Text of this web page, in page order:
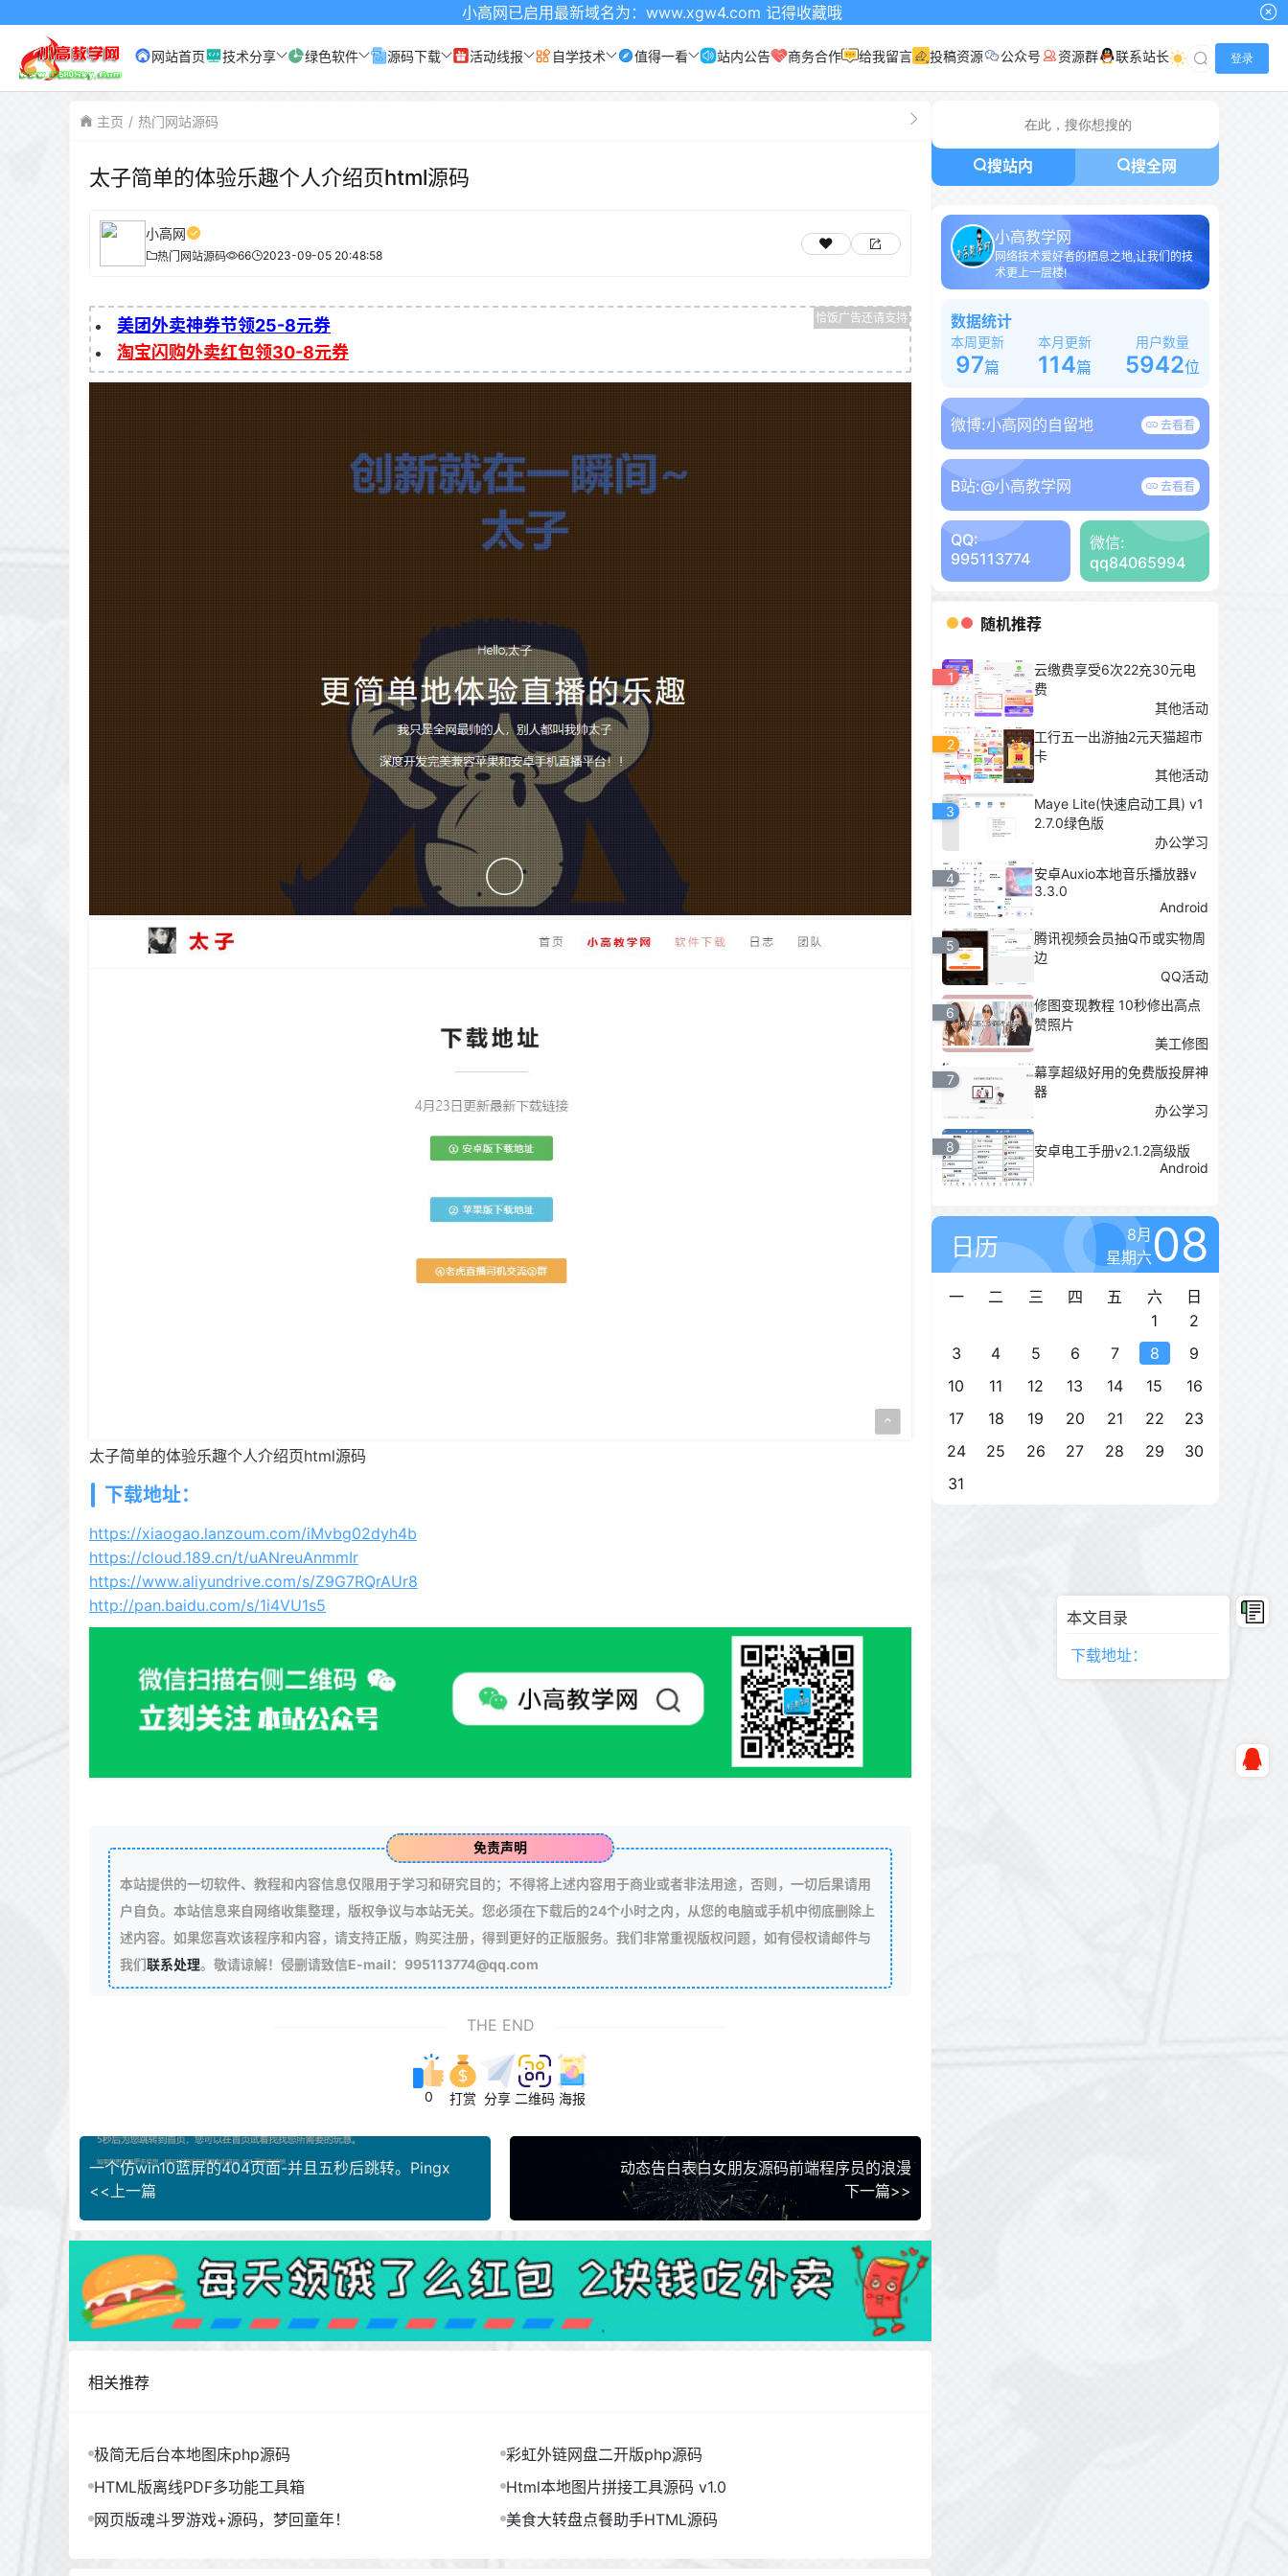
本文目录
下载地址：
小高网已启用最新域名为：www.xgw4.com 记得收藏哦
网站首页 技术分享 绿色软件 源码下载 活动线报 自学技术 值得一看 站内公告 商务合作 给我留言 投稿资源 公众号 资源群 联系站长 登录
主页 热门网站源码
太子简单的体验乐趣个人介绍页html源码
小高网
热门网站源码 66 2023-09-05 20:48:58
美团外卖神券节领25-8元券
淘宝闪购外卖红包领30-8元券
太子简单的体验乐趣个人介绍页html源码
下载地址：
https://xiaogao.lanzoum.com/iMvbg02dyh4b
https://cloud.189.cn/t/uANreuAnmmIr
https://www.aliyundrive.com/s/Z9G7RQrAUr8
http://pan.baidu.com/s/1i4VU1s5
免责声明
本站提供的一切软件、教程和内容信息仅限用于学习和研究目的；不得将上述内容用于商业或者非法用途，否则，一切后果请用
户自负。本站信息来自网络收集整理，版权争议与本站无关。您必须在下载后的24个小时之内，从您的电脑或手机中彻底删除上
述内容。如果您喜欢该程序和内容，请支持正版，购买注册，得到更好的正版服务。我们非常重视版权问题，如有侵权请邮件与
我们联系处理。敬请谅解！侵删请致信E-mail：995113774@qq.com
THE END
0 打赏 分享 二维码 海报
一个仿win10蓝屏的404页面-并且五秒后跳转。Pingx
<<上一篇
动态告白表白女朋友源码前端程序员的浪漫
下一篇>>
相关推荐
极简无后台本地图床php源码
彩虹外链网盘二开版php源码
HTML版离线PDF多功能工具箱
Html本地图片拼接工具源码 v1.0
网页版魂斗罗游戏+源码，梦回童年！
美食大转盘点餐助手HTML源码
搜站内 搜全网
小高教学网
网络技术爱好者的栖息之地,让我们的技
术更上一层楼!
数据统计
本周更新
97篇
本月更新
114篇
用户数量
5942位
微博:小高网的自留地 去看看
B站:@小高教学网 去看看
QQ:
995113774
微信:
qq84065994
随机推荐
1
云缴费享受6次22充30元电
费
其他活动
2
工行五一出游抽2元天猫超市
卡
其他活动
3
Maye Lite(快速启动工具) v1
2.7.0绿色版
办公学习
4
安卓Auxio本地音乐播放器v
3.3.0
Android
5
腾讯视频会员抽Q币或实物周
边
QQ活动
6
修图变现教程 10秒修出高点
赞照片
美工修图
7
幕享超级好用的免费版投屏神
器
办公学习
8
安卓电工手册v2.1.2高级版
Android
日历
8月
星期六08
一 二 三 四 五 六
日
1
2
3
4 5 6 7 8
9
10
11 12 13 14 15
16
17
18 19 20 21 22
23
24
25 26 27 28 29
30
31